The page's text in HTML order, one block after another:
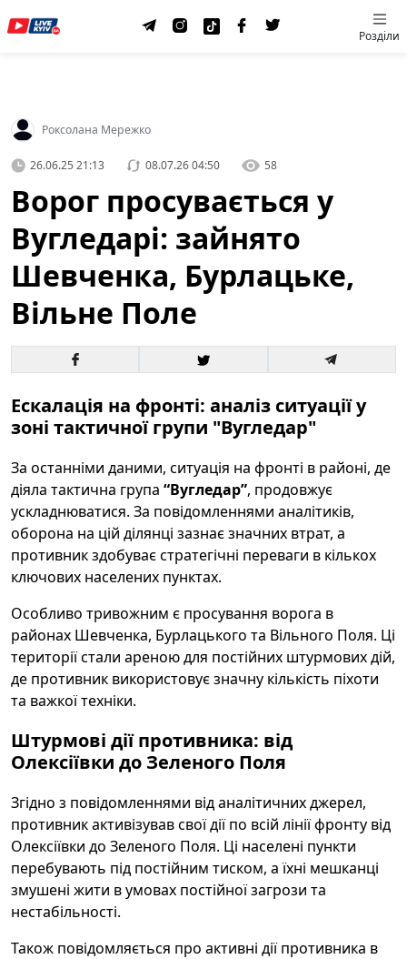
Розділи
Роксолана Мережко
26.06.25 21:13 08.07.26 04:50 58
Ворог просувається у
Вугледарі: зайнято
Шевченка, Бурлацьке,
Вільне Поле
Ескалація на фронті: аналіз ситуації у
зоні тактичної групи "Вугледар"
За останніми даними, ситуація на фронті в районі, де
діяла тактична група “Вугледар”, продовжує
ускладнюватися. За повідомленнями аналітиків,
оборона на цій ділянці зазнає значних втрат, а
противник здобуває стратегічні переваги в кількох
ключових населених пунктах.
Особливо тривожним є просування ворога в
районах Шевченка, Бурлацького та Вільного Поля. Ці
території стали ареною для постійних штурмових дій,
де противник використовує значну кількість піхоти
та важкої техніки.
Штурмові дії противника: від
Олексіївки до Зеленого Поля
Згідно з повідомленнями від аналітичних джерел,
противник активізував свої дії по всій лінії фронту від
Олексіївки до Зеленого Поля. Ці населені пункти
перебувають під постійним тиском, а їхні мешканці
змушені жити в умовах постійної загрози та
нестабільності.
Також повідомляється про активні дії противника в